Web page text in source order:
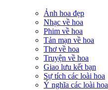
Ảnh hoa đẹp
Nhạc về hoa
Phim về hoa
Tản mạn về hoa
Thơ về hoa
Truyện về hoa
Giao lưu kết bạn
Sự tích các loài hoa
Ý nghĩa các loài hoa